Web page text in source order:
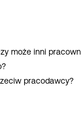
może inni
pracodawcy?